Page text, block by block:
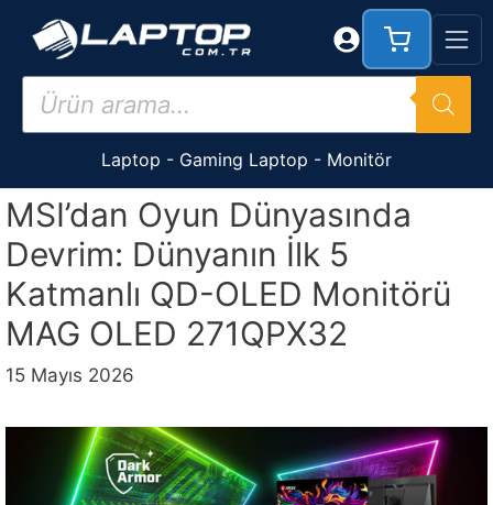
Products
search
Laptop - Gaming Laptop - Monitör
MSI’dan Oyun Dünyasında
Devrim: Dünyanın İlk 5
Katmanlı QD-OLED Monitörü
MAG OLED 271QPX32
15 Mayıs 2026